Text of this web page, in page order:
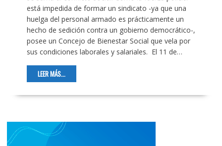
está impedida de formar un sindicato -ya que una
huelga del personal armado es prácticamente un
hecho de sedición contra un gobierno democrático-,
posee un Concejo de Bienestar Social que vela por
sus condiciones laborales y salariales. El 11 de…
LEER MÁS...